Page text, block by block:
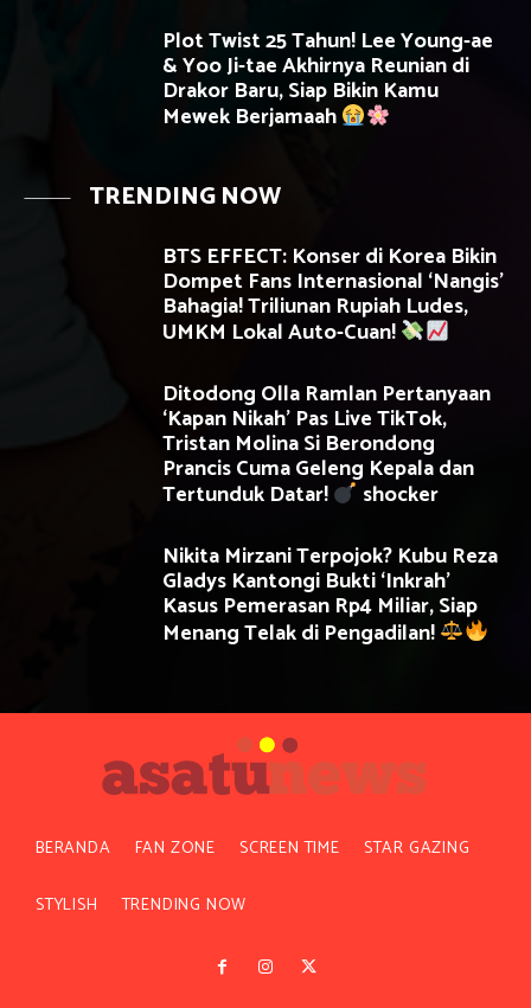
Plot Twist 25 Tahun! Lee Young-ae
& Yoo Ji-tae Akhirnya Reunian di
Drakor Baru, Siap Bikin Kamu
Mewek Berjamaah
TRENDING NOW
BTS EFFECT: Konser di Korea Bikin
Dompet Fans Internasional ‘Nangis’
Bahagia! Triliunan Rupiah Ludes,
UMKM Lokal Auto-Cuan!
Ditodong Olla Ramlan Pertanyaan
‘Kapan Nikah’ Pas Live TikTok,
Tristan Molina Si Berondong
Prancis Cuma Geleng Kepala dan
Tertunduk Datar!
shocker
Nikita Mirzani Terpojok? Kubu Reza
Gladys Kantongi Bukti ‘Inkrah’
Kasus Pemerasan Rp4 Miliar, Siap
Menang Telak di Pengadilan!
BERANDA FAN ZONE SCREEN TIME STAR GAZING
STYLISH TRENDING NOW